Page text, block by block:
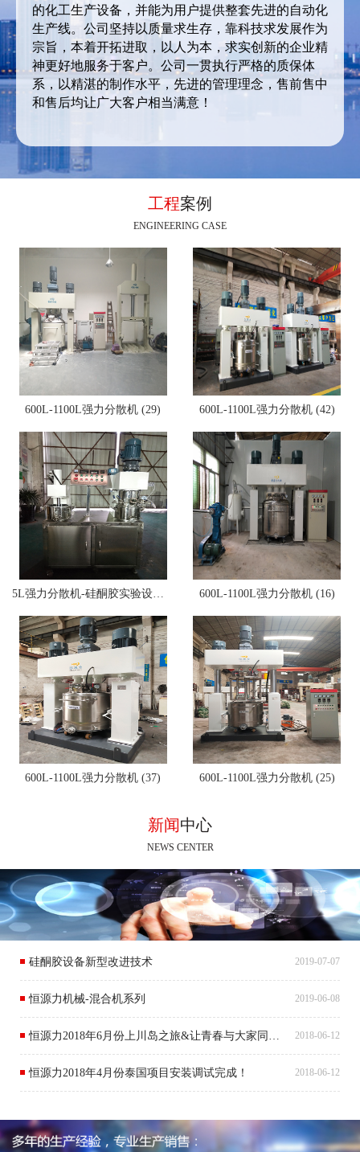
的化工生产设备，并能为用户提供整套先进的自动化
生产线。公司坚持以质量求生存，靠科技求发展作为
宗旨，本着开拓进取，以人为本，求实创新的企业精
神更好地服务于客户。公司一贯执行严格的质保体
系，以精湛的制作水平，先进的管理理念，售前售中
和售后均让广大客户相当满意！
工程案例
ENGINEERING CASE
600L-1100L强力分散机 (29) 600L-1100L强力分散机 (42)
5L强力分散机-硅酮胶实验设备 (10) 600L-1100L强力分散机 (16)
600L-1100L强力分散机 (37) 600L-1100L强力分散机 (25)
新闻中心
NEWS CENTER
硅酮胶设备新型改进技术 2019-07-07
恒源力机械-混合机系列 2019-06-08
恒源力2018年6月份上川岛之旅&让青春与大家同行！ 2018-06-12
恒源力2018年4月份泰国项目安装调试完成！ 2018-06-12